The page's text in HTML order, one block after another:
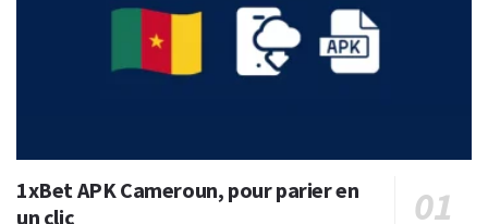
1xBet APK Cameroun, pour parier en
un clic